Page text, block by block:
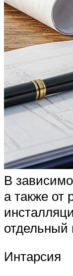
В
а также от
отдельный
Интарсия